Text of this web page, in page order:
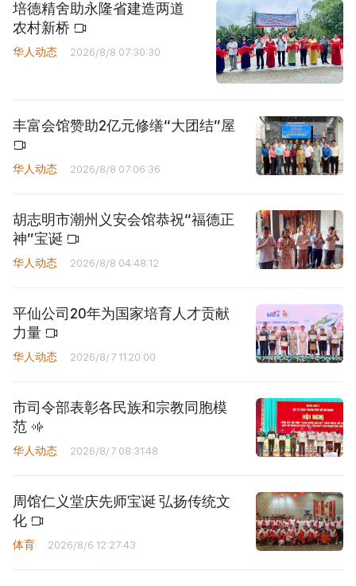
培德精舍助永隆省建造两道
农村新桥
华人动态 2026/8/8 07:30:30
丰富会馆赞助2亿元修缮“大团结”屋
华人动态 2026/8/8 07:06:36
胡志明市潮州义安会馆恭祝“福德正
神”宝诞
华人动态 2026/8/8 04:48:12
平仙公司20年为国家培育人才贡献
力量
华人动态 2026/8/7 11:20:00
市司令部表彰各民族和宗教同胞模
范
华人动态 2026/8/7 08:31:48
周馆仁义堂庆先师宝诞 弘扬传统文
化
体育 2026/8/6 12:27:43